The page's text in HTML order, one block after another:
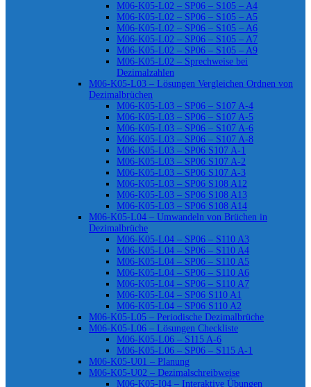
M06-K05-L02 – SP06 – S105 – A4
M06-K05-L02 – SP06 – S105 – A5
M06-K05-L02 – SP06 – S105 – A6
M06-K05-L02 – SP06 – S105 – A7
M06-K05-L02 – SP06 – S105 – A9
M06-K05-L02 – Sprechweise bei
Dezimalzahlen
M06-K05-L03 – Lösungen Vergleichen Ordnen von
Dezimalbrüchen
M06-K05-L03 – SP06 – S107 A-4
M06-K05-L03 – SP06 – S107 A-5
M06-K05-L03 – SP06 – S107 A-6
M06-K05-L03 – SP06 – S107 A-8
M06-K05-L03 – SP06 S107 A-1
M06-K05-L03 – SP06 S107 A-2
M06-K05-L03 – SP06 S107 A-3
M06-K05-L03 – SP06 S108 A12
M06-K05-L03 – SP06 S108 A13
M06-K05-L03 – SP06 S108 A14
M06-K05-L04 – Umwandeln von Brüchen in
Dezimalbrüche
M06-K05-L04 – SP06 – S110 A3
M06-K05-L04 – SP06 – S110 A4
M06-K05-L04 – SP06 – S110 A5
M06-K05-L04 – SP06 – S110 A6
M06-K05-L04 – SP06 – S110 A7
M06-K05-L04 – SP06 S110 A1
M06-K05-L04 – SP06 S110 A2
M06-K05-L05 – Periodische Dezimalbrüche
M06-K05-L06 – Lösungen Checkliste
M06-K05-L06 – S115 A-6
M06-K05-L06 – SP06 – S115 A-1
M06-K05-U01 – Planung
M06-K05-U02 – Dezimalschreibweise
M06-K05-I04 – Interaktive Übungen